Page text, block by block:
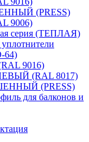
(PRESS)
9006)
серия (ТЕПЛАЯ)
64)
9016)
(RAL 8017)
(PRESS)
для балконов и